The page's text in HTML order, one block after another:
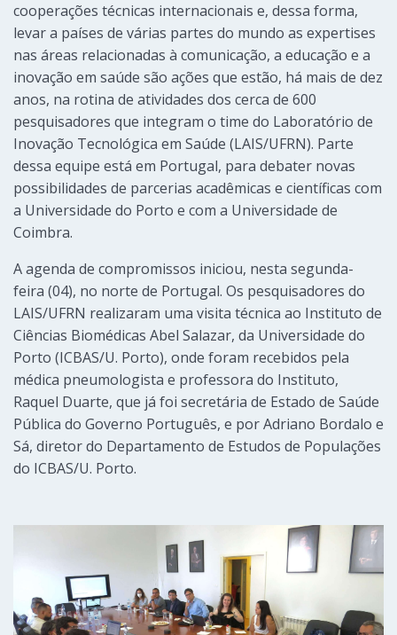
cooperações técnicas internacionais e, dessa forma,
levar a países de várias partes do mundo as expertises
nas áreas relacionadas à comunicação, a educação e a
inovação em saúde são ações que estão, há mais de dez
anos, na rotina de atividades dos cerca de 600
pesquisadores que integram o time do Laboratório de
Inovação Tecnológica em Saúde (LAIS/UFRN). Parte
dessa equipe está em Portugal, para debater novas
possibilidades de parcerias acadêmicas e científicas com
a Universidade do Porto e com a Universidade de
Coimbra.
A agenda de compromissos iniciou, nesta segunda-
feira (04), no norte de Portugal. Os pesquisadores do
LAIS/UFRN realizaram uma visita técnica ao Instituto de
Ciências Biomédicas Abel Salazar, da Universidade do
Porto (ICBAS/U. Porto), onde foram recebidos pela
médica pneumologista e professora do Instituto,
Raquel Duarte, que já foi secretária de Estado de Saúde
Pública do Governo Português, e por Adriano Bordalo e
Sá, diretor do Departamento de Estudos de Populações
do ICBAS/U. Porto.